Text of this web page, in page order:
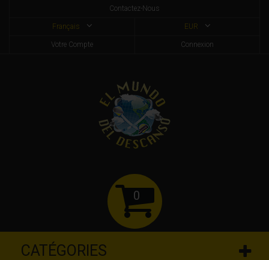
Contactez-Nous
EUR
Français
Connexion
Votre Compte
0
CATÉGORIES